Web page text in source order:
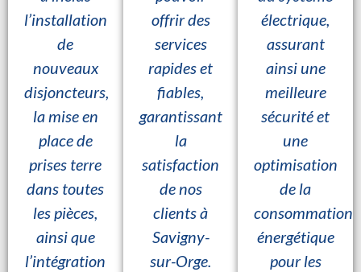
l’installation
de
nouveaux
disjoncteurs,
la mise en
place de
prises terre
dans toutes
les pièces,
ainsi que
l’intégration
offrir des
services
rapides et
fiables,
garantissant
la
satisfaction
de nos
clients à
Savigny-
sur-Orge.
électrique,
assurant
ainsi une
meilleure
sécurité et
une
optimisation
de la
consommation
énergétique
pour les